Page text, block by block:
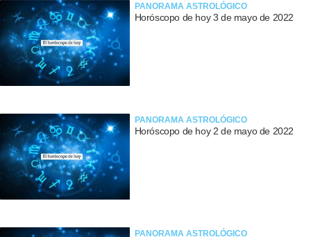
PANORAMA ASTROLÓGICO
Horóscopo de hoy 3 de mayo de 2022
PANORAMA ASTROLÓGICO
Horóscopo de hoy 2 de mayo de 2022
PANORAMA ASTROLÓGICO